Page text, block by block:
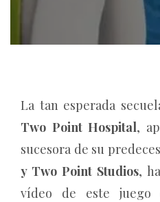
La tan esperada
Two Point Hospital,
sucesora de su
y Two Point Studios,
vídeo de este juego